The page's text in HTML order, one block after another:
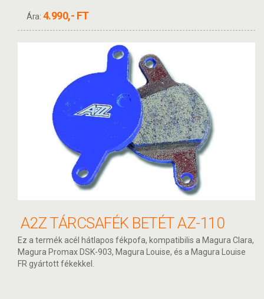
Ára: 4.990,- FT
A2Z TÁRCSAFÉK BETÉT AZ-110
Ez a termék acél hátlapos fékpofa, kompatibilis a Magura Clara,
Magura Promax DSK-903, Magura Louise, és a Magura Louise
FR gyártott fékekkel.